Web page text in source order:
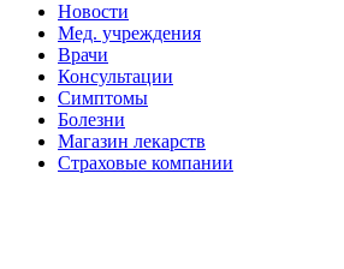
Новости
Мед. учреждения
Врачи
Консультации
Симптомы
Болезни
Магазин лекарств
Страховые компании